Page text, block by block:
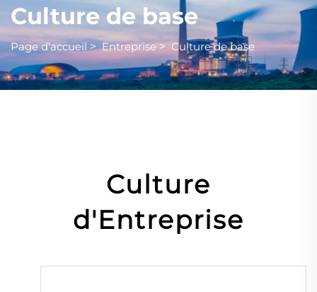
Culture de base
Page d'accueil >Entreprise> Culture de base
Culture
d'Entreprise